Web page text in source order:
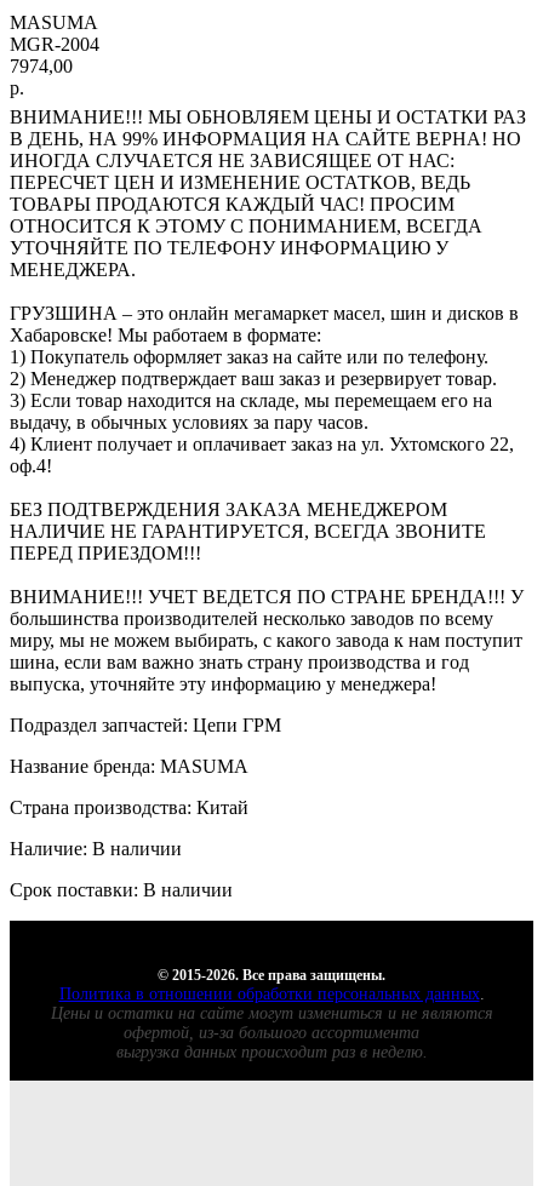
MASUMA
MGR-2004
7974,00
р.
ВНИМАНИЕ!!! МЫ ОБНОВЛЯЕМ ЦЕНЫ И ОСТАТКИ РАЗ
В ДЕНЬ, НА 99% ИНФОРМАЦИЯ НА САЙТЕ ВЕРНА! НО
ИНОГДА СЛУЧАЕТСЯ НЕ ЗАВИСЯЩЕЕ ОТ НАС:
ПЕРЕСЧЕТ ЦЕН И ИЗМЕНЕНИЕ ОСТАТКОВ, ВЕДЬ
ТОВАРЫ ПРОДАЮТСЯ КАЖДЫЙ ЧАС! ПРОСИМ
ОТНОСИТСЯ К ЭТОМУ С ПОНИМАНИЕМ, ВСЕГДА
УТОЧНЯЙТЕ ПО ТЕЛЕФОНУ ИНФОРМАЦИЮ У
МЕНЕДЖЕРА.
ГРУЗШИНА – это онлайн мегамаркет масел, шин и дисков в
Хабаровске! Мы работаем в формате:
1) Покупатель оформляет заказ на сайте или по телефону.
2) Менеджер подтверждает ваш заказ и резервирует товар.
3) Если товар находится на складе, мы перемещаем его на
выдачу, в обычных условиях за пару часов.
4) Клиент получает и оплачивает заказ на ул. Ухтомского 22,
оф.4!
БЕЗ ПОДТВЕРЖДЕНИЯ ЗАКАЗА МЕНЕДЖЕРОМ
НАЛИЧИЕ НЕ ГАРАНТИРУЕТСЯ, ВСЕГДА ЗВОНИТЕ
ПЕРЕД ПРИЕЗДОМ!!!
ВНИМАНИЕ!!! УЧЕТ ВЕДЕТСЯ ПО СТРАНЕ БРЕНДА!!! У
большинства производителей несколько заводов по всему
миру, мы не можем выбирать, с какого завода к нам поступит
шина, если вам важно знать страну производства и год
выпуска, уточняйте эту информацию у менеджера!
Подраздел запчастей: Цепи ГРМ
Название бренда: MASUMA
Страна производства: Китай
Наличие: В наличии
Срок поставки: В наличии
© 2015-2026. Все права защищены.
Политика в отношении обработки персональных данных.
Цены и остатки на сайте могут измениться и не являются
офертой, из-за большого ассортимента
выгрузка данных происходит раз в неделю.